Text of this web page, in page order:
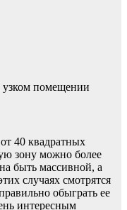
узком помещении
40 квадратных
зону можно более
быть массивной, а
случаях смотрятся
обыграть ее
интересным